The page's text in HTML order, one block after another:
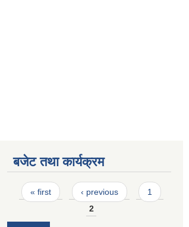
बजेट तथा कार्यक्रम
Pages
« first ‹ previous
1
2